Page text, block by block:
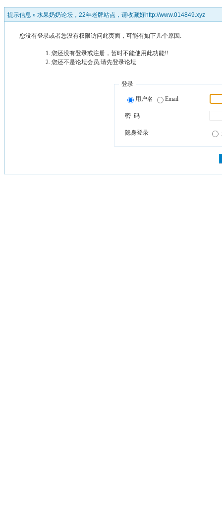
提示信息 » 水果奶奶论坛，22年老牌站点，请收藏好http://www.014849.xyz
您没有登录或者您没有权限访问此页面，可能有如下几个原因:
您还没有登录或注册，暂时不能使用此功能!!
您还不是论坛会员,请先登录论坛
登录
用户名 Email
密 码
隐身登录